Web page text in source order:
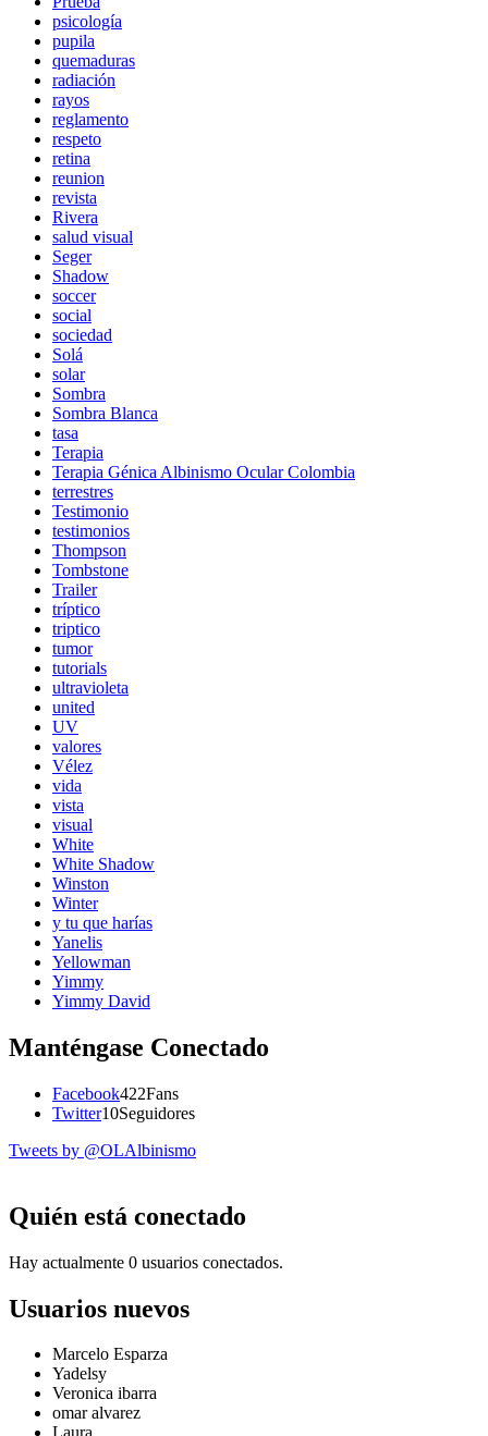
psicología
pupila
quemaduras
radiación
rayos
reglamento
respeto
retina
reunion
revista
Rivera
salud visual
Seger
Shadow
soccer
social
sociedad
Solá
solar
Sombra
Sombra Blanca
tasa
Terapia
Terapia Génica Albinismo Ocular Colombia
terrestres
Testimonio
testimonios
Thompson
Tombstone
Trailer
tríptico
triptico
tumor
tutorials
ultravioleta
united
UV
valores
Vélez
vida
vista
visual
White
White Shadow
Winston
Winter
y tu que harías
Yanelis
Yellowman
Yimmy
Yimmy David
Manténgase Conectado
Facebook422Fans
Twitter10Seguidores
Tweets by @OLAlbinismo
Quién está conectado
Hay actualmente 0 usuarios conectados.
Usuarios nuevos
Marcelo Esparza
Yadelsy
Veronica ibarra
omar alvarez